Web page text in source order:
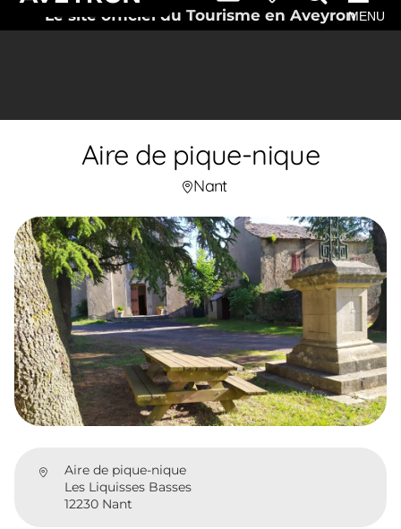
Le site officiel du Tourisme en AveyronMENU
Aire de pique-nique
Nant
Aire de pique-nique
Les Liquisses Basses
12230 Nant